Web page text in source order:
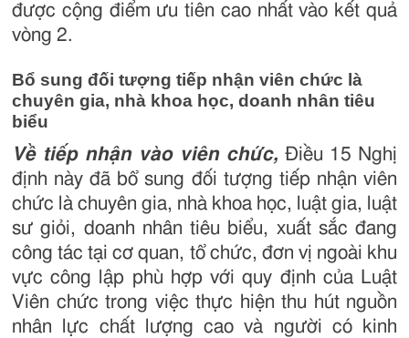
được cộng điểm ưu tiên cao nhất vào kết quả
vòng 2.
Bổ sung đối tượng tiếp nhận viên chức là
chuyên gia, nhà khoa học, doanh nhân tiêu
biểu
Về tiếp nhận vào viên chức, Điều 15 Nghị
định này đã bổ sung đối tượng tiếp nhận viên
chức là chuyên gia, nhà khoa học, luật gia, luật
sư giỏi, doanh nhân tiêu biểu, xuất sắc đang
công tác tại cơ quan, tổ chức, đơn vị ngoài khu
vực công lập phù hợp với quy định của Luật
Viên chức trong việc thực hiện thu hút nguồn
nhân lực chất lượng cao và người có kinh